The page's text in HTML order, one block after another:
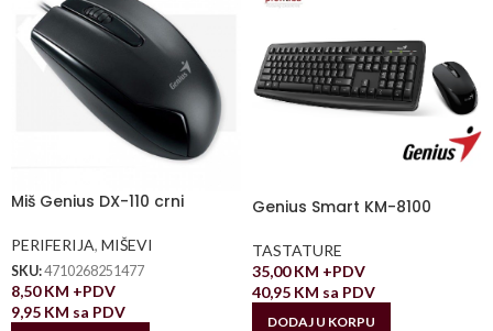
Miš Genius DX-110 crni
PERIFERIJA, MIŠEVI
SKU:4710268251477
8,50KM +PDV
9,95 KM sa PDV
Genius Smart KM-8100
TASTATURE
35,00KM +PDV
40,95 KM sa PDV
DODAJ U KORPU